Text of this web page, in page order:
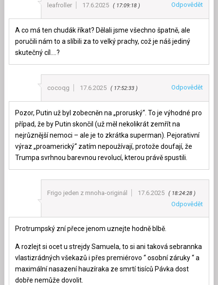
leafroller 17.6.2025 17:09:18 Odpovědět
A co má ten chudák říkat? Dělali jsme všechno špatně, ale
poručili nám to a slíbili za to velký prachy, což je náš jediný
skutečný cíl….?
cocoqg 17.6.2025 17:52:33 Odpovědět
Pozor, Putin už byl zobecněn na „proruský“. To je výhodné pro
případ, že by Putin skončil (už měl nekolikrát zemřít na
nejrůznější nemoci – ale je to zkrátka superman). Pejorativní
výraz „proamerický“ zatím nepoužívají, protože doufají, že
Trumpa svrhnou barevnou revolucí, kterou právě spustili.
Frigo jeden z mnoha-originál 17.6.2025 18:24:28
Odpovědět
Protrumpský zní přece jenom uznejte hodně blbě.
A rozlejt si ocet u strejdy Samuela, to si ani taková sebrannka
vlastizrádných všekazů i přes premiérovo “ osobní záruky “ a
maximální nasazení hauzíraka ze smrtí tisíců Pávka dost
dobře nemůže dovolit.